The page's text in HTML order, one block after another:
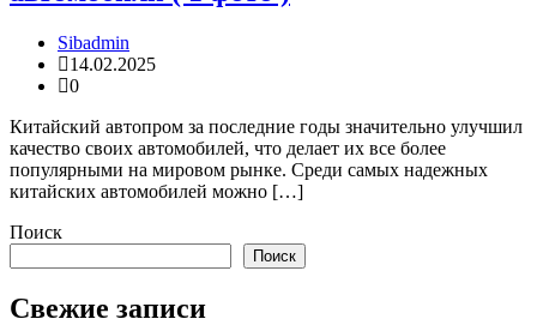
Sibadmin
14.02.2025
0
Китайский автопром за последние годы значительно улучшил
качество своих автомобилей, что делает их все более
популярными на мировом рынке. Среди самых надежных
китайских автомобилей можно […]
Поиск
Поиск
Свежие записи